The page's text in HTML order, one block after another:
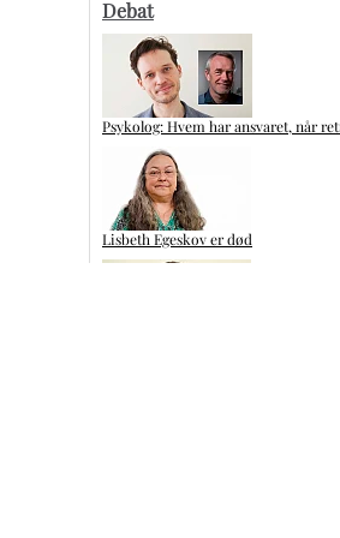
Debat
Psykolog: Hvem har ansvaret, når
Lisbeth Egeskov er død